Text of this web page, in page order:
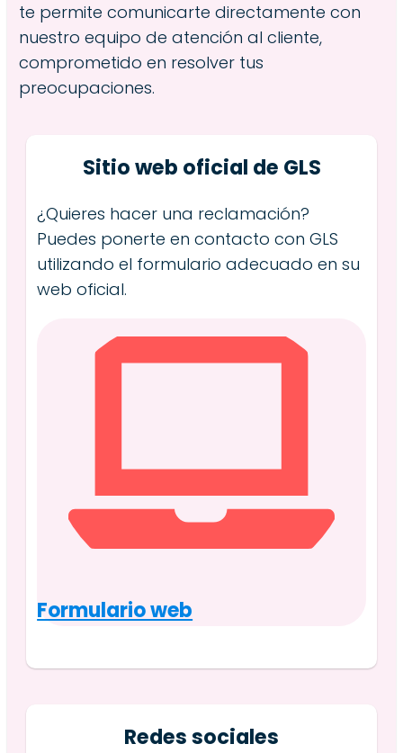
te permite comunicarte directamente con
nuestro equipo de atención al cliente,
comprometido en resolver tus
preocupaciones.
Sitio web oficial de GLS
¿Quieres hacer una reclamación?
Puedes ponerte en contacto con GLS
utilizando el formulario adecuado en su
web oficial.
Formulario web
Redes sociales